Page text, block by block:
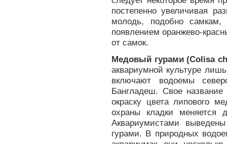
постепенно увеличивая
молодь, подобно
появлением оранжево-
от самок.
Медовый гурами (Colisa
аквариумной культуре
включают водоемы
Бангладеш. Свое
окраску цвета липового
охраны кладки меняется
Аквариумистами
гурами. В природных